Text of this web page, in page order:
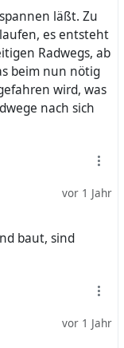
läßt. Zu
es entsteht
Radwegs, ab
beim nun nötig
wird, was
nach sich
vor 1 Jahr
baut, sind
vor 1 Jahr